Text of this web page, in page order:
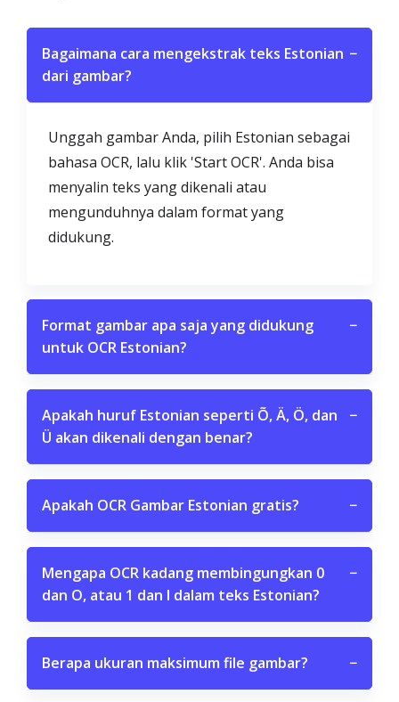
Bagaimana cara mengekstrak teks Estonian
dari gambar?
−
Unggah gambar Anda, pilih Estonian sebagai
bahasa OCR, lalu klik 'Start OCR'. Anda bisa
menyalin teks yang dikenali atau
mengunduhnya dalam format yang
didukung.
Format gambar apa saja yang didukung
untuk OCR Estonian?
−
Apakah huruf Estonian seperti Õ, Ä, Ö, dan
Ü akan dikenali dengan benar?
−
Apakah OCR Gambar Estonian gratis? −
Mengapa OCR kadang membingungkan 0
dan O, atau 1 dan l dalam teks Estonian?
−
Berapa ukuran maksimum file gambar? −